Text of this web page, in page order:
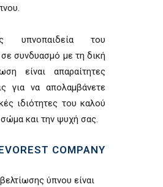
υπνοπαιδεία του
συνδυασμό με τη δική
είναι απαραίτητες
για να απολαμβάνετε
ιδιότητες του καλού
και την ψυχή σας.
COMPANY
ύπνου είναι